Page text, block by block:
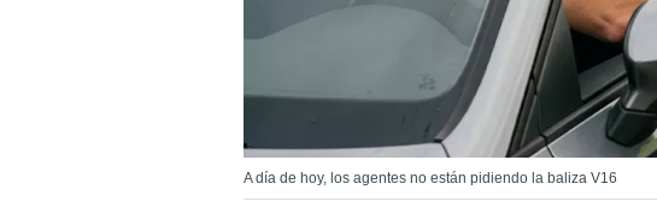
A día de hoy, los agentes no están pidiendo la baliza V16